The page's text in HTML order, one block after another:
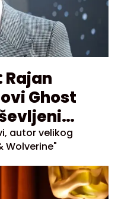
Ghost
autor velikog
Wolverine"